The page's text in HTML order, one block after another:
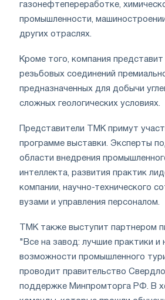
газонефтепереработке,
промышленности,
других отраслях.
Кроме того, компания
резьбовых соединений
предназначенных для добычи
сложных геологических условиях.
Представители ТМК примут
программе выставки. Эксперты
области внедрения
интеллекта, развития практик
компании, научно-технического
вузами и управления персоналом.
ТМК также выступит партнером
"Все на завод: лучшие практики и
возможности промышленного
проводит правительство
поддержке Минпромторга РФ. В